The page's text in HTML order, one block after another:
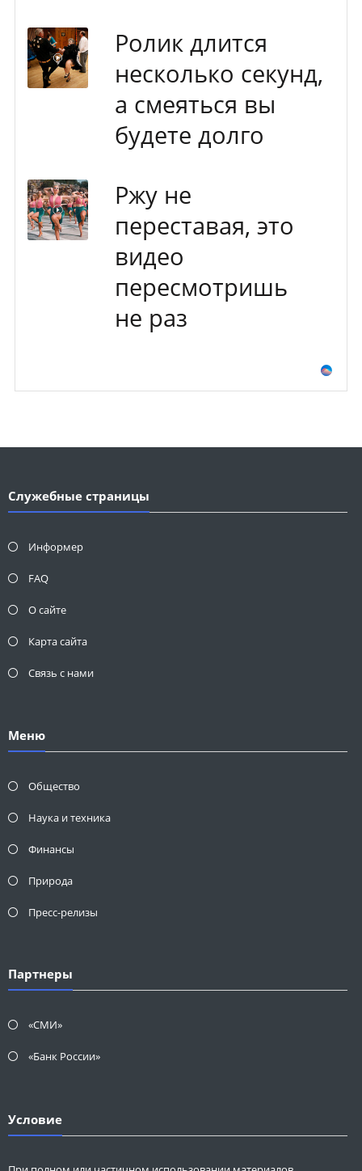
Ролик длится
несколько секунд,
а смеяться вы
будете долго
Ржу не
переставая, это
видео
пересмотришь
не раз
Служебные страницы
Информер
FAQ
О сайте
Карта сайта
Связь с нами
Меню
Общество
Наука и техника
Финансы
Природа
Пресс-релизы
Партнеры
«СМИ»
«Банк России»
Условие